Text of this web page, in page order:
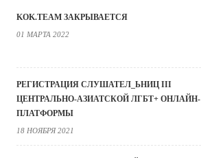
KOK.TEAM ЗАКРЫВАЕТСЯ
01 МАРТА 2022
РЕГИСТРАЦИЯ СЛУШАТЕЛ_ЬНИЦ III
ЦЕНТРАЛЬНО-АЗИАТСКОЙ ЛГБТ+ ОНЛАЙН-
ПЛАТФОРМЫ
18 НОЯБРЯ 2021